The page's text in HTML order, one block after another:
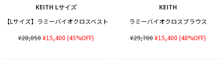
KEITH Lサイズ
【Lサイズ】ラミーバイオクロスベスト
¥28,050¥15,400 (45%OFF)
KEITH
ラミーバイオクロスブラウス
¥29,700¥15,400 (48%OFF)